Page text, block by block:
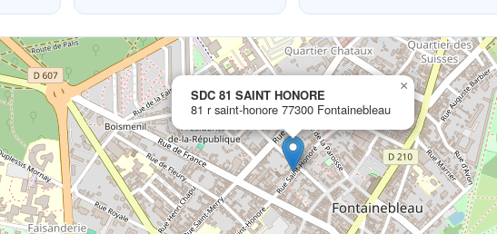
www.vme.plus/AC6830947
SDC 81 SAINT HONORE
81 r saint-honore77300 Fontainebleau
SDC 81 SAINT HONORE
81 r saint-honore 77300 Fontainebleau
×